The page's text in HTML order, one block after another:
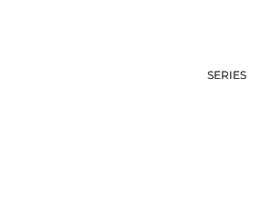
SERIES
SERIES